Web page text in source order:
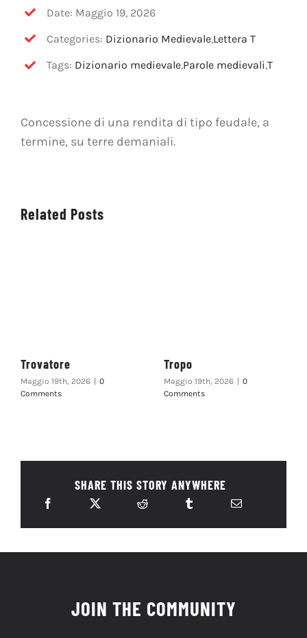
OFF TOPIC
CONTATTI
Date: Maggio 19, 2026
Categories: Dizionario Medievale,Lettera T
Tags: Dizionario medievale,Parole medievali,T
Concessione di una rendita di tipo feudale, a
termine, su terre demaniali.
Related Posts
Trovatore
Maggio 19th, 2026
0
Comments
Tropo
Maggio 19th, 2026
0
Comments
SHARE THIS STORY ANYWHERE
JOIN THE COMMUNITY